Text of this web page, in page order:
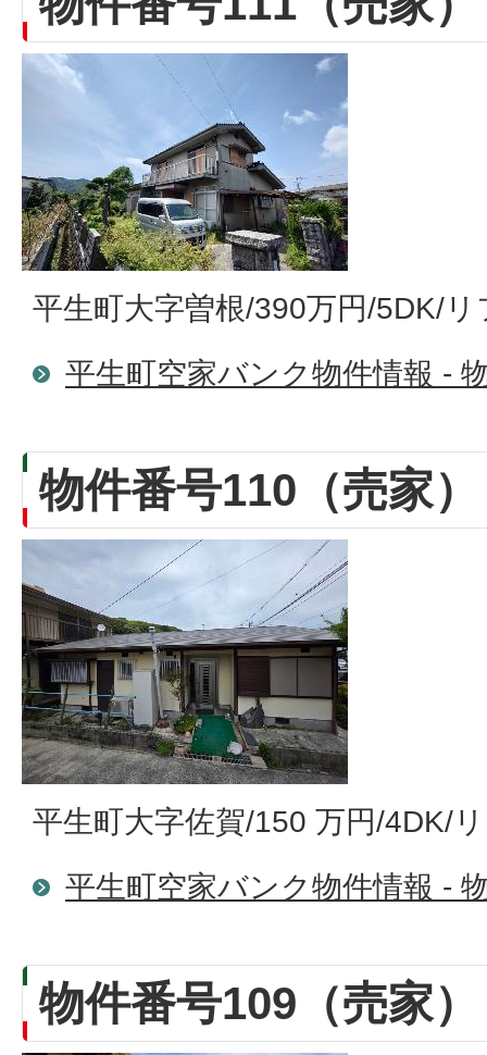
平生町大字曽根/390万円/5DK/
平生町空家バンク物件情報 -
物件番号110（売家）
平生町大字佐賀/150 万円/4DK/
平生町空家バンク物件情報 -
物件番号109（売家）